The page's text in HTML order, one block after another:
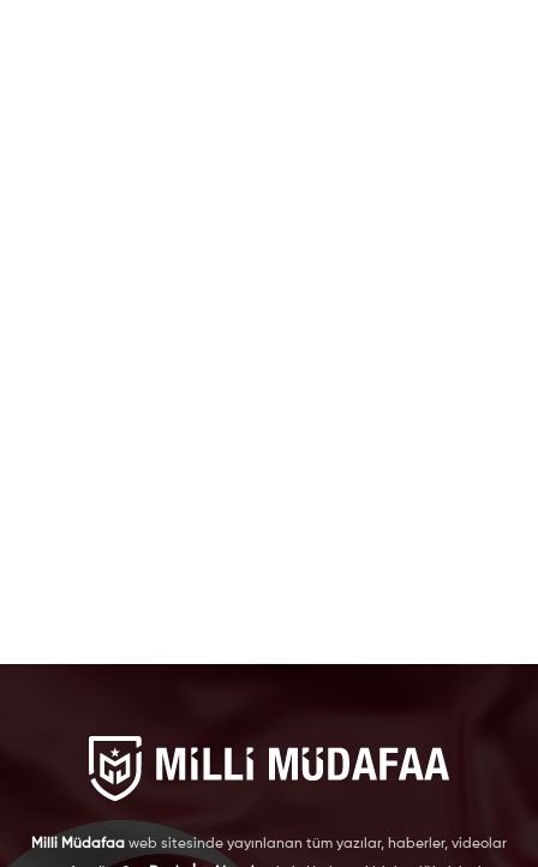
Milli Müdafaa web sitesinde yayınlanan tüm yazılar, haberler, videolar